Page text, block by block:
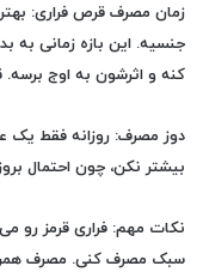
زمان مصرف قرص فراری:
جنسیه. این بازه زمانی
کنه و اثرشون به اوج
دوز مصرف: روزانه فقط
بیشتر نکن، چون احتمال
نکات مهم: فراری قرمز رو
سبک مصرف کنی. مصرف